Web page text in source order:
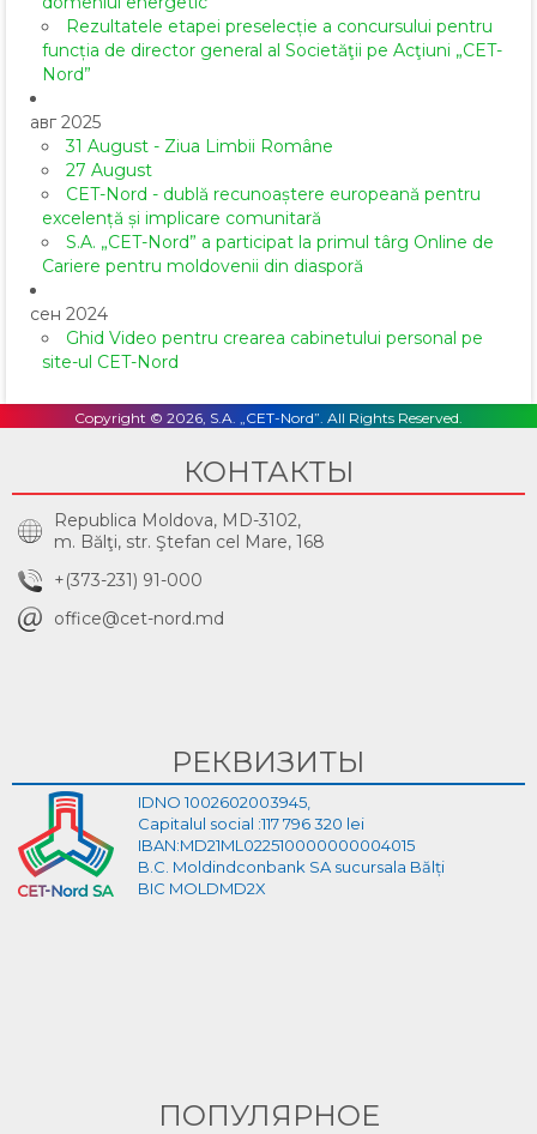
Rezultatele etapei preselecție a concursului pentru
funcția de director general al Societăţii pe Acţiuni „CET-
Nord”
авг 2025
31 August - Ziua Limbii Române
27 August
CET-Nord - dublă recunoaștere europeană pentru
excelență și implicare comunitară
S.A. „CET-Nord” a participat la primul târg Online de
Cariere pentru moldovenii din diasporă
сен 2024
Ghid Video pentru crearea cabinetului personal pe
site-ul CET-Nord
Copyright © 2026, S.A. „CET-Nord”. All Rights Reserved.
КОНТАКТЫ
Republica Moldova, MD-3102,
m. Bălţi, str. Ştefan cel Mare, 168
+(373-231) 91-000
office@cet-nord.md
РЕКВИЗИТЫ
IDNO 1002602003945,
Capitalul social :117 796 320 lei
IBAN:MD21ML022510000000004015
B.C. Moldindconbank SA sucursala Bălți
BIC MOLDMD2X
ПОПУЛЯРНОЕ